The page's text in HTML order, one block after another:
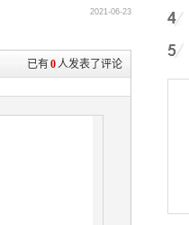
2021-06-23
已有0人发表了评论